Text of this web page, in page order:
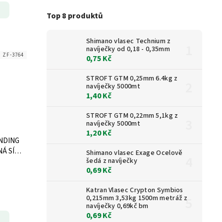
Top 8 produktů
Shimano vlasec Technium z
navíječky od 0,18 - 0,35mm
0,75 Kč
STROFT GTM 0,25mm 6.4kg z
navíječky 5000mt
1,40 Kč
STROFT GTM 0,22mm 5,1kg z
navíječky 5000mt
1,20 Kč
Shimano vlasec Exage Ocelově
šedá z navíječky
0,69 Kč
Katran Vlasec Crypton Symbios
0,215mm 3,53kg 1500m metráž z
navíječky 0,69kč bm
0,69 Kč
SÍŤ
ZF-3764